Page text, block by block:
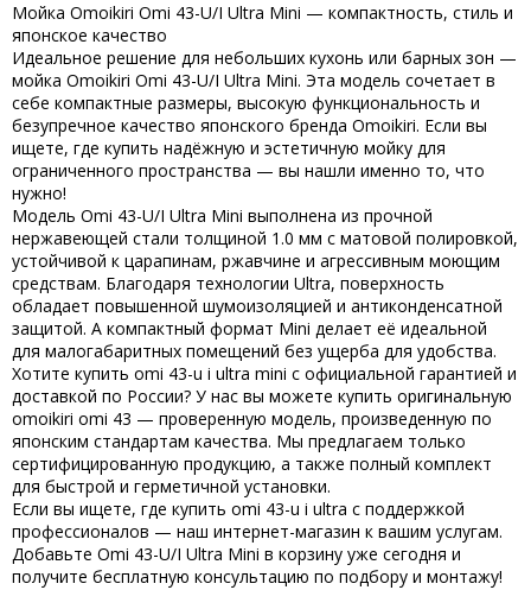
Мойка Omoikiri Omi 43-U/I Ultra Mini — компактность, стиль и
японское качество
Идеальное решение для небольших кухонь или барных зон —
мойка Omoikiri Omi 43-U/I Ultra Mini. Эта модель сочетает в
себе компактные размеры, высокую функциональность и
безупречное качество японского бренда Omoikiri. Если вы
ищете, где купить надёжную и эстетичную мойку для
ограниченного пространства — вы нашли именно то, что
нужно!
Модель Omi 43-U/I Ultra Mini выполнена из прочной
нержавеющей стали толщиной 1.0 мм с матовой полировкой,
устойчивой к царапинам, ржавчине и агрессивным моющим
средствам. Благодаря технологии Ultra, поверхность
обладает повышенной шумоизоляцией и антиконденсатной
защитой. А компактный формат Mini делает её идеальной
для малогабаритных помещений без ущерба для удобства.
Хотите купить omi 43-u i ultra mini с официальной гарантией и
доставкой по России? У нас вы можете купить оригинальную
omoikiri omi 43 — проверенную модель, произведенную по
японским стандартам качества. Мы предлагаем только
сертифицированную продукцию, а также полный комплект
для быстрой и герметичной установки.
Если вы ищете, где купить omi 43-u i ultra с поддержкой
профессионалов — наш интернет-магазин к вашим услугам.
Добавьте Omi 43-U/I Ultra Mini в корзину уже сегодня и
получите бесплатную консультацию по подбору и монтажу!